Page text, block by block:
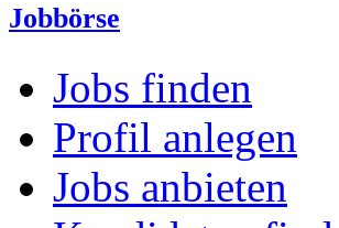
Jobbörse
Jobs finden
Profil anlegen
Jobs anbieten